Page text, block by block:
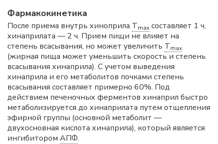
Фармакокинетика
После приема внутрь хиноприла Tmax составляет 1 ч,
хинаприлата — 2 ч. Прием пищи не влияет на
степень всасывания, но может увеличить Tmax
(жирная пища может уменьшить скорость и степень
всасывания хинаприла). С учетом выведения
хинаприла и его метаболитов почками степень
всасывания составляет примерно 60%. Под
действием печеночных ферментов хинаприл быстро
метаболизируется до хинаприлата путем отщепления
эфирной группы (основной метаболит —
двухосновная кислота хинаприла), который является
ингибитором АПФ.